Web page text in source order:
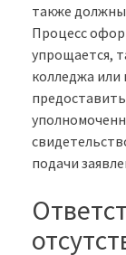
также
Процесс
упрощается,
колледжа или
подачи